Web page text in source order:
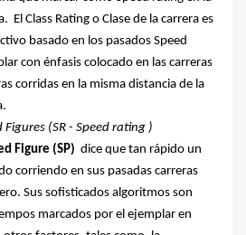
El Class Rating o Clase de la carrera es
basado en los pasados Speed
con énfasis colocado en las carreras
corridas en la misma distancia de la
Figures (SR - Speed rating )
Figure (SP) dice que tan rápido un
corriendo en sus pasadas carreras
Sus sofisticados algoritmos son
marcados por el ejemplar en